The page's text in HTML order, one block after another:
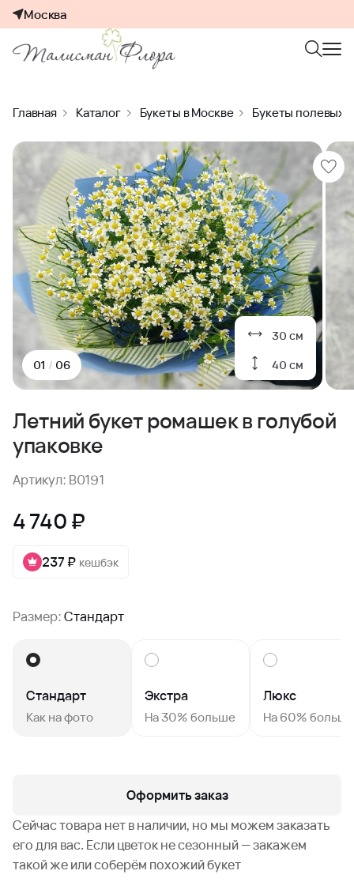
Москва
Главная Каталог Букеты в Москве Букеты полевых
30 см
40 см
01 / 06
Летний букет ромашек в голубой
упаковке
Артикул: B0191
4 740 ₽
237 ₽ кешбэк
Размер:Стандарт
Стандарт
Как на фото
Экстра
На 30% больше
Люкс
На 60% больше
Оформить заказ
Сейчас товара нет в наличии, но мы можем заказать
его для вас. Если цветок не сезонный — закажем
такой же или соберём похожий букет